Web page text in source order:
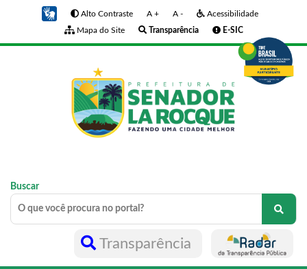
Alto Contraste A + A -
Acessibilidade
Mapa do Site
Transparência E-SIC
Buscar
Transparência